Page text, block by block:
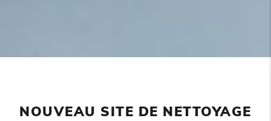
NOUVEAU SITE DE NETTOYAGE